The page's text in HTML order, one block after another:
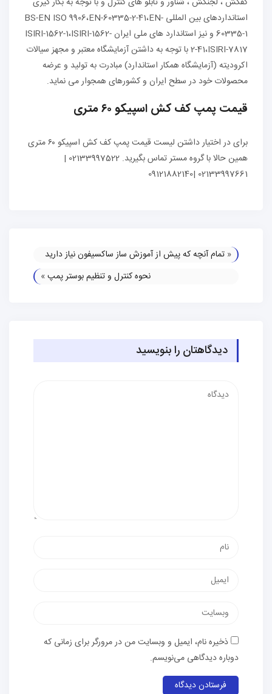
استانداردهای بین المللی BS-EN ISO 9906،EN-60335-2-41،EN-
60335-1 و نیز استاندارد های ملی ایران ISIRI-1562-1،ISIRI-1562-
2-41،ISIRI-7817 با توجه به داشتن آزمایشگاه معتبر و مجهز سیالات
اکرودیته (آزمایشگاه همکار استاندارد) مبادرت به تولید و عرضه
محصولات خود در سطح ایران و کشورهای همجوار می نماید.
قیمت پمپ کف کش اسپیکو ۶۰ متری
برای در اختیار داشتن لیست قیمت پمپ کف کش اسپیکو ۶۰ متری
همین حالا با گروه مستر تماس بگیرید. 02133997522 |
02133997661 |09121882140
« تمام آنچه که پیش از آموزش ساز ساکسیفون نیاز دارید
نحوه کنترل و تنظیم بوستر پمپ»
دیدگاهتان را بنویسید
ذخیره نام، ایمیل و وبسایت من در مرورگر برای زمانی که
دوباره دیدگاهی می‌نویسم.